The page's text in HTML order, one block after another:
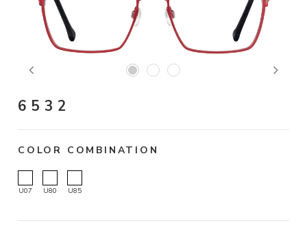
Previous Next
6532
COLOR COMBINATION
U07 U80 U85